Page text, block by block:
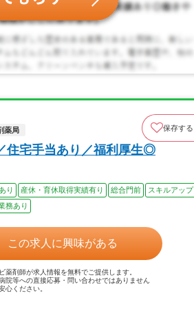
薬局 保存する
住宅手当あり／福利厚生◎
り 産休・育休取得実績有り 総合門前
スキルアップ
務あり
この求人に興味がある
薬剤師が求人情報を無料でご提供します。
院等への直接応募・問い合わせではありません
心ください。